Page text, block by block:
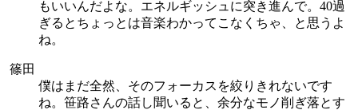
もいいんだよな。エネルギッシュに突き進んで。40過
ぎるとちょっとは音楽わかってこなくちゃ、と思うよ
ね。
篠田
僕はまだ全然、そのフォーカスを絞りきれないです
ね。笹路さんの話し聞いると、余分なモノ削ぎ落とす